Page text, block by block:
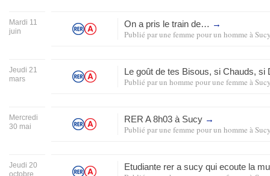
Mardi 11
juin
On a pris le train de… →
Publié parune femme pour un homme à
Jeudi 21
mars
Le goût de tes Bisous, si Chauds,
Publié parun homme pour une femme à
Mercredi
30 mai
RER A 8h03 à Sucy →
Publié parune femme pour un homme à
Jeudi 20
octobre
Etudiante rer a sucy qui ecoute la